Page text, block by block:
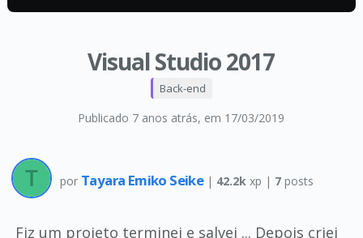
Visual Studio 2017
Publicado 7 anos atrás, em 17/03/2019
Back-end
por Tayara Emiko Seike | 42.2k xp | 7posts
Fiz um projeto terminei e salvei ... Depois criei